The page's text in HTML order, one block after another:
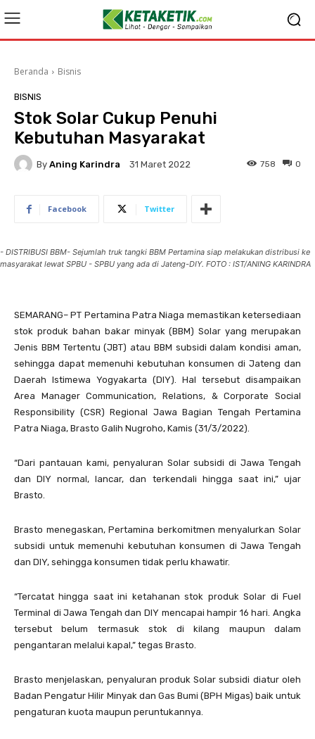
Beranda Bisnis
BISNIS
Stok Solar Cukup Penuhi
Kebutuhan Masyarakat
By Aning Karindra 31 Maret 2022 0
758
Facebook Twitter
- DISTRIBUSI BBM- Sejumlah truk tangki BBM Pertamina siap melakukan distribusi ke
masyarakat lewat SPBU - SPBU yang ada di Jateng-DIY. FOTO : IST/ANING KARINDRA
SEMARANG– PT Pertamina Patra Niaga memastikan ketersediaan
stok produk bahan bakar minyak (BBM) Solar yang merupakan
Jenis BBM Tertentu (JBT) atau BBM subsidi dalam kondisi aman,
sehingga dapat memenuhi kebutuhan konsumen di Jateng dan
Daerah Istimewa Yogyakarta (DIY). Hal tersebut disampaikan
Area Manager Communication, Relations, & Corporate Social
Responsibility (CSR) Regional Jawa Bagian Tengah Pertamina
Patra Niaga, Brasto Galih Nugroho, Kamis (31/3/2022).
“Dari pantauan kami, penyaluran Solar subsidi di Jawa Tengah
dan DIY normal, lancar, dan terkendali hingga saat ini,” ujar
Brasto.
Brasto menegaskan, Pertamina berkomitmen menyalurkan Solar
subsidi untuk memenuhi kebutuhan konsumen di Jawa Tengah
dan DIY, sehingga konsumen tidak perlu khawatir.
“Tercatat hingga saat ini ketahanan stok produk Solar di Fuel
Terminal di Jawa Tengah dan DIY mencapai hampir 16 hari. Angka
tersebut belum termasuk stok di kilang maupun dalam
pengantaran melalui kapal,” tegas Brasto.
Brasto menjelaskan, penyaluran produk Solar subsidi diatur oleh
Badan Pengatur Hilir Minyak dan Gas Bumi (BPH Migas) baik untuk
pengaturan kuota maupun peruntukannya.